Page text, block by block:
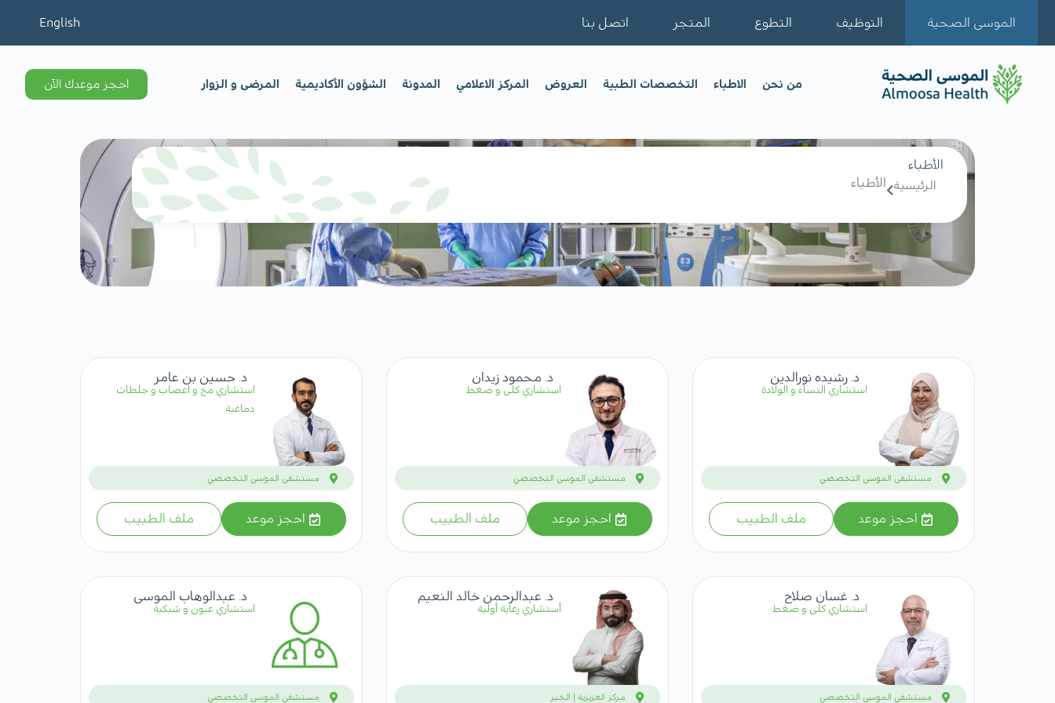
الموسى الصحية التوظيف التطوع المتجر اتصل بنا English
من نحن الاطباء التخصصات الطبية العروض المركز الاعلامي المدونة الشؤون الأكاديمية المرضى و الزوار احجز موعدك الآن
الأطباء
الرئيسية الأطباء
د. رشيده نورالدين
استشاري النساء و الولادة
مستشفى الموسى التخصصي
احجز موعد ملف الطبيب
د. محمود زيدان
استشاري كلى و ضغط
مستشفى الموسى التخصصي
احجز موعد ملف الطبيب
د. حسين بن عامر
استشاري مخ و اعصاب و جلطات
دماغية
مستشفى الموسى التخصصي
احجز موعد ملف الطبيب
د. غسان صلاح
استشاري كلى و ضغط
مستشفى الموسى التخصصي
د. عبدالرحمن خالد النعيم
أستشاري رعاية أولية
مركز العزيزية | الخبر
د. عبدالوهاب الموسى
استشاري عيون و شبكية
مستشفى الموسى التخصصي